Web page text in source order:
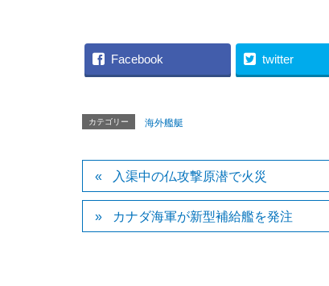
Facebook twitter
カテゴリー 海外艦艇
入渠中の仏攻撃原潜で火災
カナダ海軍が新型補給艦を発注